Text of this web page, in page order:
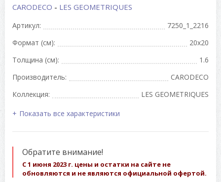
CARODECO - LES GEOMETRIQUES
Артикул:
7250_1_2216
Формат (см):
20x20
Толщина (см):
1.6
Производитель:
CARODECO
Коллекция:
LES GEOMETRIQUES
Показать все характеристики
Обратите внимание!
С 1 июня 2023 г. цены и остатки на сайте не
обновляются и не являются официальной офертой.